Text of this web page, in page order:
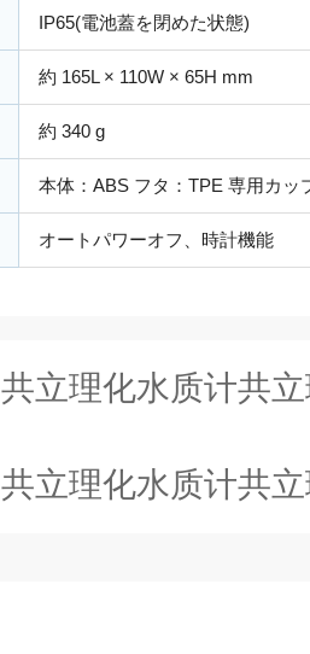
IP65(電池蓋を閉めた状態)
約 165L × 110W × 65H mm
約 340 g
本体：ABS フタ：TPE 専用カッ
オートパワーオフ、時計機能
共立理化水质计共立理
共立理化水质计共立